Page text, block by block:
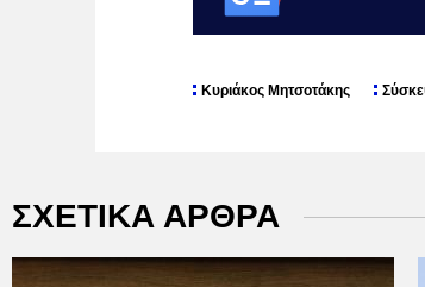
Κυριάκος Μητσοτάκης
ΣΧΕΤΙΚΑ ΑΡΘΡΑ